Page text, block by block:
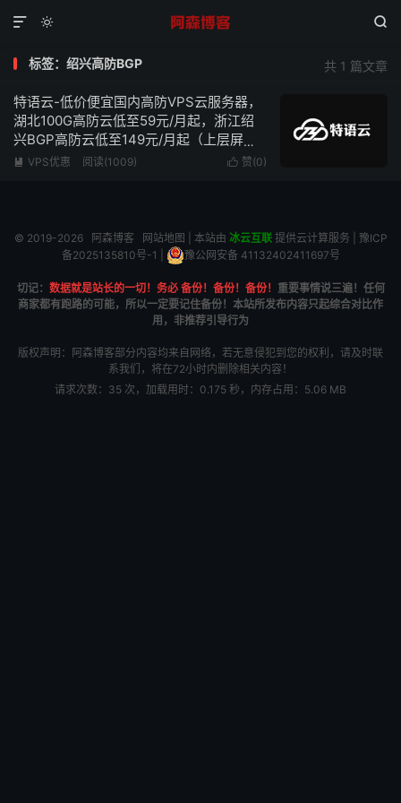
 

共 1 篇文章
标签：绍兴高防BGP
特语云-低价便宜国内高防VPS云服务器，
湖北100G高防云低至59元/月起，浙江绍
兴BGP高防云低至149元/月起（上层屏蔽
UDP）
 赞(0)
 VPS优惠 阅读(1009)
© 2019-2026 阿森博客 网站地图 | 本站由 冰云互联提供云计算服务 | 豫ICP
备2025135810号-1
豫公网安备 41132402411697号
切记： 数据就是站长的一切！务必 备份！备份！备份！ 重要事情说三遍！任何
商家都有跑路的可能，所以一定要记住备份！本站所发布内容只起综合对比作
用，非推荐引导行为
版权声明：阿森博客部分内容均来自网络，若无意侵犯到您的权利，请及时联
系我们，将在72小时内删除相关内容！
请求次数：35 次，加载用时：0.175 秒，内存占用：5.06 MB